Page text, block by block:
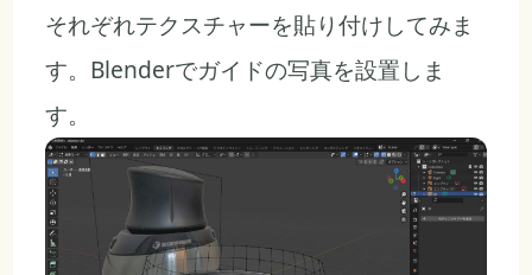
それぞれテクスチャーを貼り付けしてみま
す。Blenderでガイドの写真を設置しま
す。